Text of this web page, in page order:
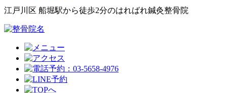
江戸川区 船堀駅から徒歩2分のはればれ鍼灸整骨院